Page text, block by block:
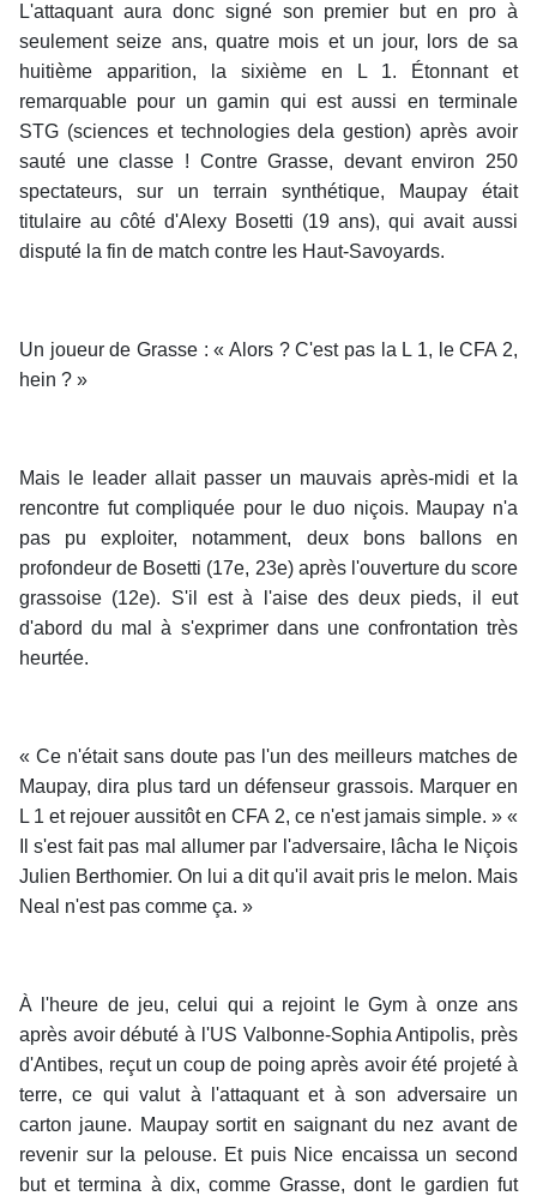
L'attaquant aura donc signé son premier but en pro à
seulement seize ans, quatre mois et un jour, lors de sa
huitième apparition, la sixième en L 1. Étonnant et
remarquable pour un gamin qui est aussi en terminale
STG (sciences et technologies dela gestion) après avoir
sauté une classe ! Contre Grasse, devant environ 250
spectateurs, sur un terrain synthétique, Maupay était
titulaire au côté d'Alexy Bosetti (19 ans), qui avait aussi
disputé la fin de match contre les Haut-Savoyards.
Un joueur de Grasse : « Alors ? C'est pas la L 1, le CFA 2,
hein ? »
Mais le leader allait passer un mauvais après-midi et la
rencontre fut compliquée pour le duo niçois. Maupay n'a
pas pu exploiter, notamment, deux bons ballons en
profondeur de Bosetti (17e, 23e) après l'ouverture du score
grassoise (12e). S'il est à l'aise des deux pieds, il eut
d'abord du mal à s'exprimer dans une confrontation très
heurtée.
« Ce n'était sans doute pas l'un des meilleurs matches de
Maupay, dira plus tard un défenseur grassois. Marquer en
L 1 et rejouer aussitôt en CFA 2, ce n'est jamais simple. » «
Il s'est fait pas mal allumer par l'adversaire, lâcha le Niçois
Julien Berthomier. On lui a dit qu'il avait pris le melon. Mais
Neal n'est pas comme ça. »
À l'heure de jeu, celui qui a rejoint le Gym à onze ans
après avoir débuté à l'US Valbonne-Sophia Antipolis, près
d'Antibes, reçut un coup de poing après avoir été projeté à
terre, ce qui valut à l'attaquant et à son adversaire un
carton jaune. Maupay sortit en saignant du nez avant de
revenir sur la pelouse. Et puis Nice encaissa un second
but et termina à dix, comme Grasse, dont le gardien fut